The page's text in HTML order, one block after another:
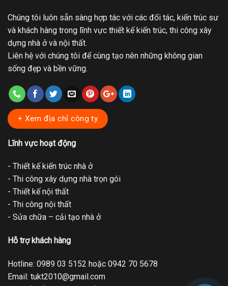
Chúng tôi luôn sẵn sàng hợp tác với các đối tác, kiến trúc sư
và khách hàng trong lĩnh vực thiết kế kiến trúc, thi công xây
dựng nhà ở và nội thất.
Liên hệ với chúng tôi để cùng tạo nên những không gian
sống đẹp và bền vững.
+ Xem địa chỉ công ty
Lĩnh vực hoạt động
- Thiết kế kiến trúc nhà ở
- Thi công xây dựng nhà trọn gói
- Thiết kế nội thất
- Thi công nội thất
- Sửa chữa – cải tạo nhà ở
Hỗ trợ khách hàng
Hotline: 0989 03 5152 hoặc 0942 70 5678
Email: tukt2010@gmail.com